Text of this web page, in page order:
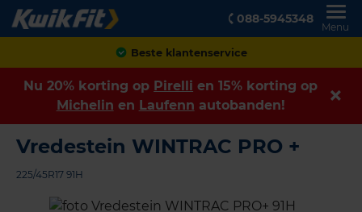
088-5945348
Menu
Achteraf betalen
Nu 20% korting op Pirelli en 15% korting op
Michelin en Laufenn autobanden!
Vredestein WINTRAC PRO +
225/45R17 91H